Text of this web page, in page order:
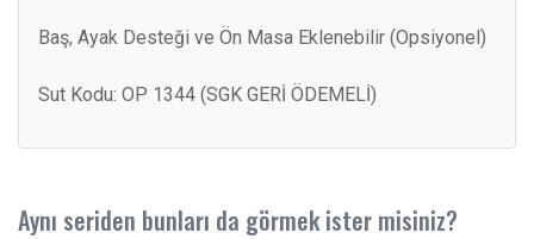
Baş, Ayak Desteği ve Ön Masa Eklenebilir (Opsiyonel)
Sut Kodu: OP 1344 (SGK GERİ ÖDEMELİ)
Aynı seriden bunları da görmek ister misiniz?